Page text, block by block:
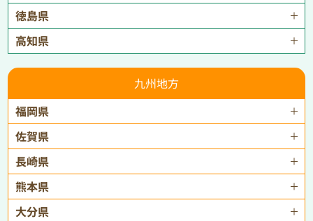
徳島県
高知県
九州地方
福岡県
佐賀県
長崎県
熊本県
大分県